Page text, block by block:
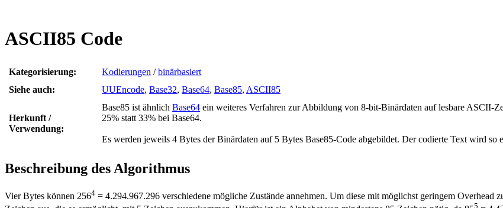
ASCII85 Code
Kategorisierung: Kodierungen /binärbasiert
Siehe auch:
UUEncode, Base32, Base64, Base85, ASCII85
Herkunft /
Verwendung:
Base85 ist ähnlich Base64 ein weiteres Verfahren zur Abbildung von 8-bit-Binärdaten auf lesbare ASCII-
25% statt 33% bei Base64.
Es werden jeweils 4 Bytes der Binärdaten auf 5 Bytes Base85-Code abgebildet. Der codierte Text wird so
Beschreibung des Algorithmus
Vier Bytes können 2564 = 4.294.967.296 verschiedene mögliche Zustände annehmen. Um diese mit möglichst geringem
5